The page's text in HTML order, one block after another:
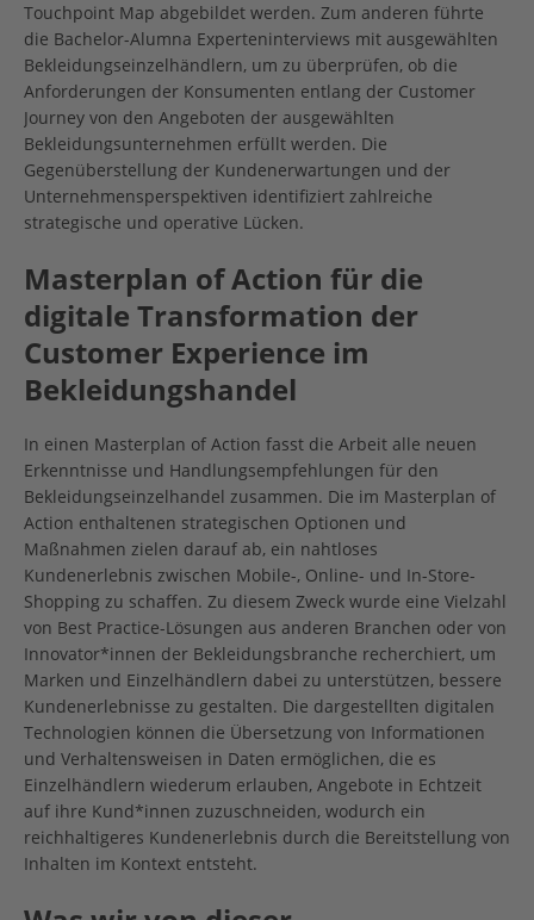
Touchpoint Map abgebildet werden. Zum anderen führte
die Bachelor-Alumna Experteninterviews mit ausgewählten
Bekleidungseinzelhändlern, um zu überprüfen, ob die
Anforderungen der Konsumenten entlang der Customer
Journey von den Angeboten der ausgewählten
Bekleidungsunternehmen erfüllt werden. Die
Gegenüberstellung der Kundenerwartungen und der
Unternehmensperspektiven identifiziert zahlreiche
strategische und operative Lücken.
Masterplan of Action für die
digitale Transformation der
Customer Experience im
Bekleidungshandel
In einen Masterplan of Action fasst die Arbeit alle neuen
Erkenntnisse und Handlungsempfehlungen für den
Bekleidungseinzelhandel zusammen. Die im Masterplan of
Action enthaltenen strategischen Optionen und
Maßnahmen zielen darauf ab, ein nahtloses
Kundenerlebnis zwischen Mobile-, Online- und In-Store-
Shopping zu schaffen. Zu diesem Zweck wurde eine Vielzahl
von Best Practice-Lösungen aus anderen Branchen oder von
Innovator*innen der Bekleidungsbranche recherchiert, um
Marken und Einzelhändlern dabei zu unterstützen, bessere
Kundenerlebnisse zu gestalten. Die dargestellten digitalen
Technologien können die Übersetzung von Informationen
und Verhaltensweisen in Daten ermöglichen, die es
Einzelhändlern wiederum erlauben, Angebote in Echtzeit
auf ihre Kund*innen zuzuschneiden, wodurch ein
reichhaltigeres Kundenerlebnis durch die Bereitstellung von
Inhalten im Kontext entsteht.